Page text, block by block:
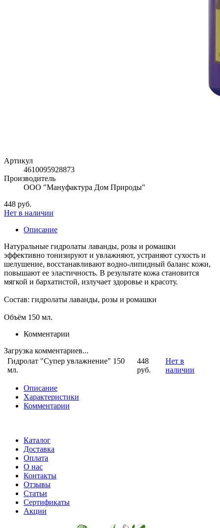
Артикул
4610095928873
Производитель
ООО "Мануфактура Дом Природы"
448 руб.
Нет в наличии
Описание
Натуральные гидролаты лаванды, розы и ромашки
эффективно тонизируют и увлажняют, устраняют сухость и
шелушение, восстанавливают водно-липидный баланс кожи,
повышают ее эластичность. В результате кожа становится
мягкой и бархатистой, излучает здоровье и красоту.
Состав: гидролаты лаванды, розы и ромашки
Объём 150 мл.
Комментарии
Загрузка комментариев...
Гидролат "Супер увлажнение" 150
мл.
448
руб.
Нет в
наличии
Описание
Характеристики
Комментарии
Каталог
Доставка
Оплата
О нас
Контакты
Отзывы
Статьи
Сертификаты
Акции